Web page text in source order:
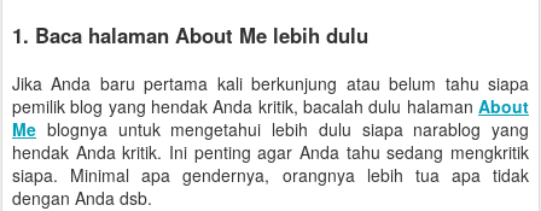
1. Baca halaman About Me lebih dulu
Jika Anda baru pertama kali berkunjung atau belum tahu siapa
pemilik blog yang hendak Anda kritik, bacalah dulu halaman About
Me blognya untuk mengetahui lebih dulu siapa narablog yang
hendak Anda kritik. Ini penting agar Anda tahu sedang mengkritik
siapa. Minimal apa gendernya, orangnya lebih tua apa tidak
dengan Anda dsb.